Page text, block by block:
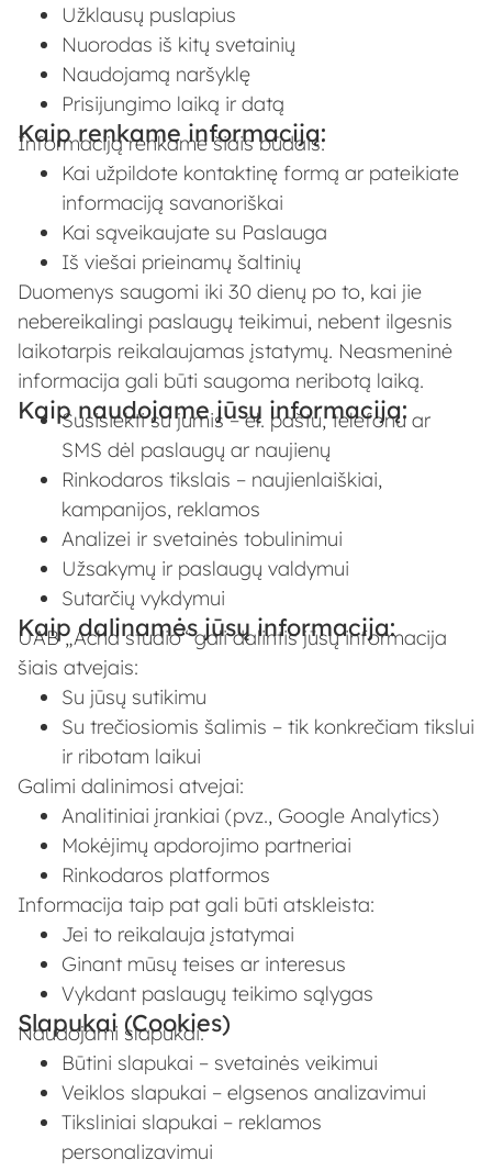
Užklausų puslapius
Nuorodas iš kitų svetainių
Naudojamą naršyklę
Prisijungimo laiką ir datą
Kaip renkame informaciją:
Informaciją renkame šiais būdais:
Kai užpildote kontaktinę formą ar pateikiate
informaciją savanoriškai
Kai sąveikaujate su Paslauga
Iš viešai prieinamų šaltinių
Duomenys saugomi iki 30 dienų po to, kai jie
nebereikalingi paslaugų teikimui, nebent ilgesnis
laikotarpis reikalaujamas įstatymų. Neasmeninė
informacija gali būti saugoma neribotą laiką.
Kaip naudojame jūsų informaciją:
Susisiekti su jumis – el. paštu, telefonu ar
SMS dėl paslaugų ar naujienų
Rinkodaros tikslais – naujienlaiškiai,
kampanijos, reklamos
Analizei ir svetainės tobulinimui
Užsakymų ir paslaugų valdymui
Sutarčių vykdymui
Kaip dalinamės jūsų informacija:
UAB „Acha studio“ gali dalintis jūsų informacija
šiais atvejais:
Su jūsų sutikimu
Su trečiosiomis šalimis – tik konkrečiam tikslui
ir ribotam laikui
Galimi dalinimosi atvejai:
Analitiniai įrankiai (pvz., Google Analytics)
Mokėjimų apdorojimo partneriai
Rinkodaros platformos
Informacija taip pat gali būti atskleista:
Jei to reikalauja įstatymai
Ginant mūsų teises ar interesus
Vykdant paslaugų teikimo sąlygas
Slapukai (Cookies)
Naudojami slapukai:
Būtini slapukai – svetainės veikimui
Veiklos slapukai – elgsenos analizavimui
Tiksliniai slapukai – reklamos
personalizavimui